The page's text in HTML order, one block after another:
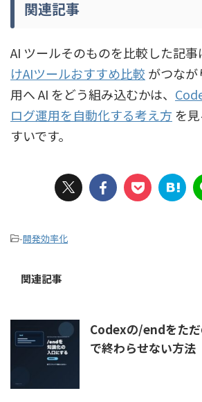
関連記事
AI ツールそのものを比較した記事
けAIツールおすすめ比較 がつなが
用へ AI をどう組み込むかは、
ログ運用を自動化する考え方 を
すいです。
-開発効率化
関連記事
Codexの/endをた
で終わらせない方法